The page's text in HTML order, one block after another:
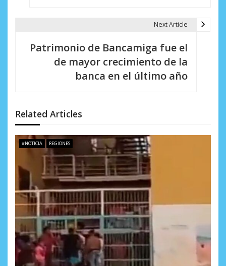
d
e
e
n
t
r
a
d
a
Next Article
Patrimonio de Bancamiga fue el
de mayor crecimiento de la
banca en el último año
Related Articles
#NOTICIA REGIONES